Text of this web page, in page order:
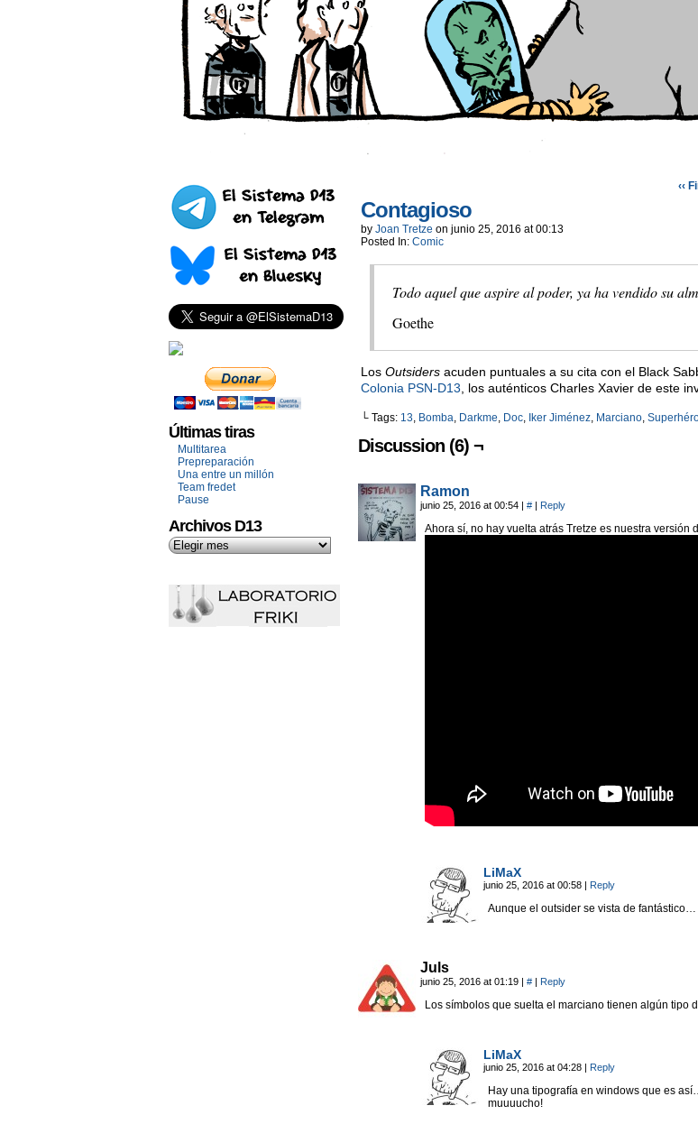
Últimas tiras
Multitarea
Prepreparación
Una entre un millón
Team fredet
Pause
Archivos D13
‹‹
Contagioso
by Joan Tretze on junio 25, 2016 at00:13
Posted In: Comic
Todo aquel que aspire al poder, ya ha vendido su
Goethe
Los Outsiders acuden puntuales a su cita con el Black
Colonia PSN-D13 , los auténticos Charles Xavier de este
└ Tags: 13, Bomba, Darkme, Doc, Iker Jiménez, Marciano,
Discussion (6) ¬
Ramon
junio 25, 2016 at 00:54 | # | Reply
Ahora sí, no hay vuelta atrás Tretze es nuestra versión
LiMaX
junio 25, 2016 at 00:58 | Reply
Aunque el outsider se vista de fantástico…
Juls
junio 25, 2016 at 01:19 | # | Reply
Los símbolos que suelta el marciano tienen algún tipo
LiMaX
junio 25, 2016 at 04:28 | Reply
Hay una tipografía en windows que es
muuuucho!